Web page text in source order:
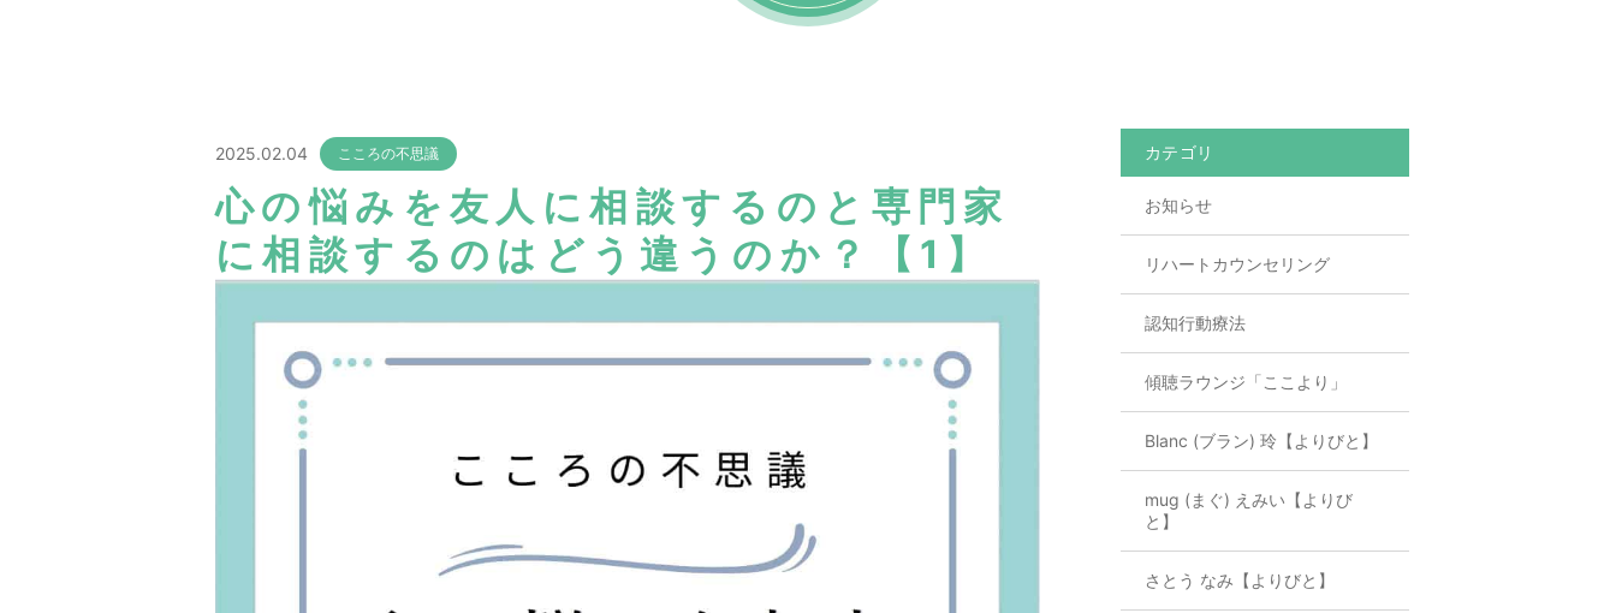
2025.02.04 こころの不思議
心の悩みを友人に相談するのと専門家
に相談するのはどう違うのか？【1】
カテゴリ
お知らせ
リハートカウンセリング
認知行動療法
傾聴ラウンジ「ここより」
Blanc (ブラン) 玲【よりびと】
mug (まぐ) えみい【よりび
と】
さとう なみ【よりびと】